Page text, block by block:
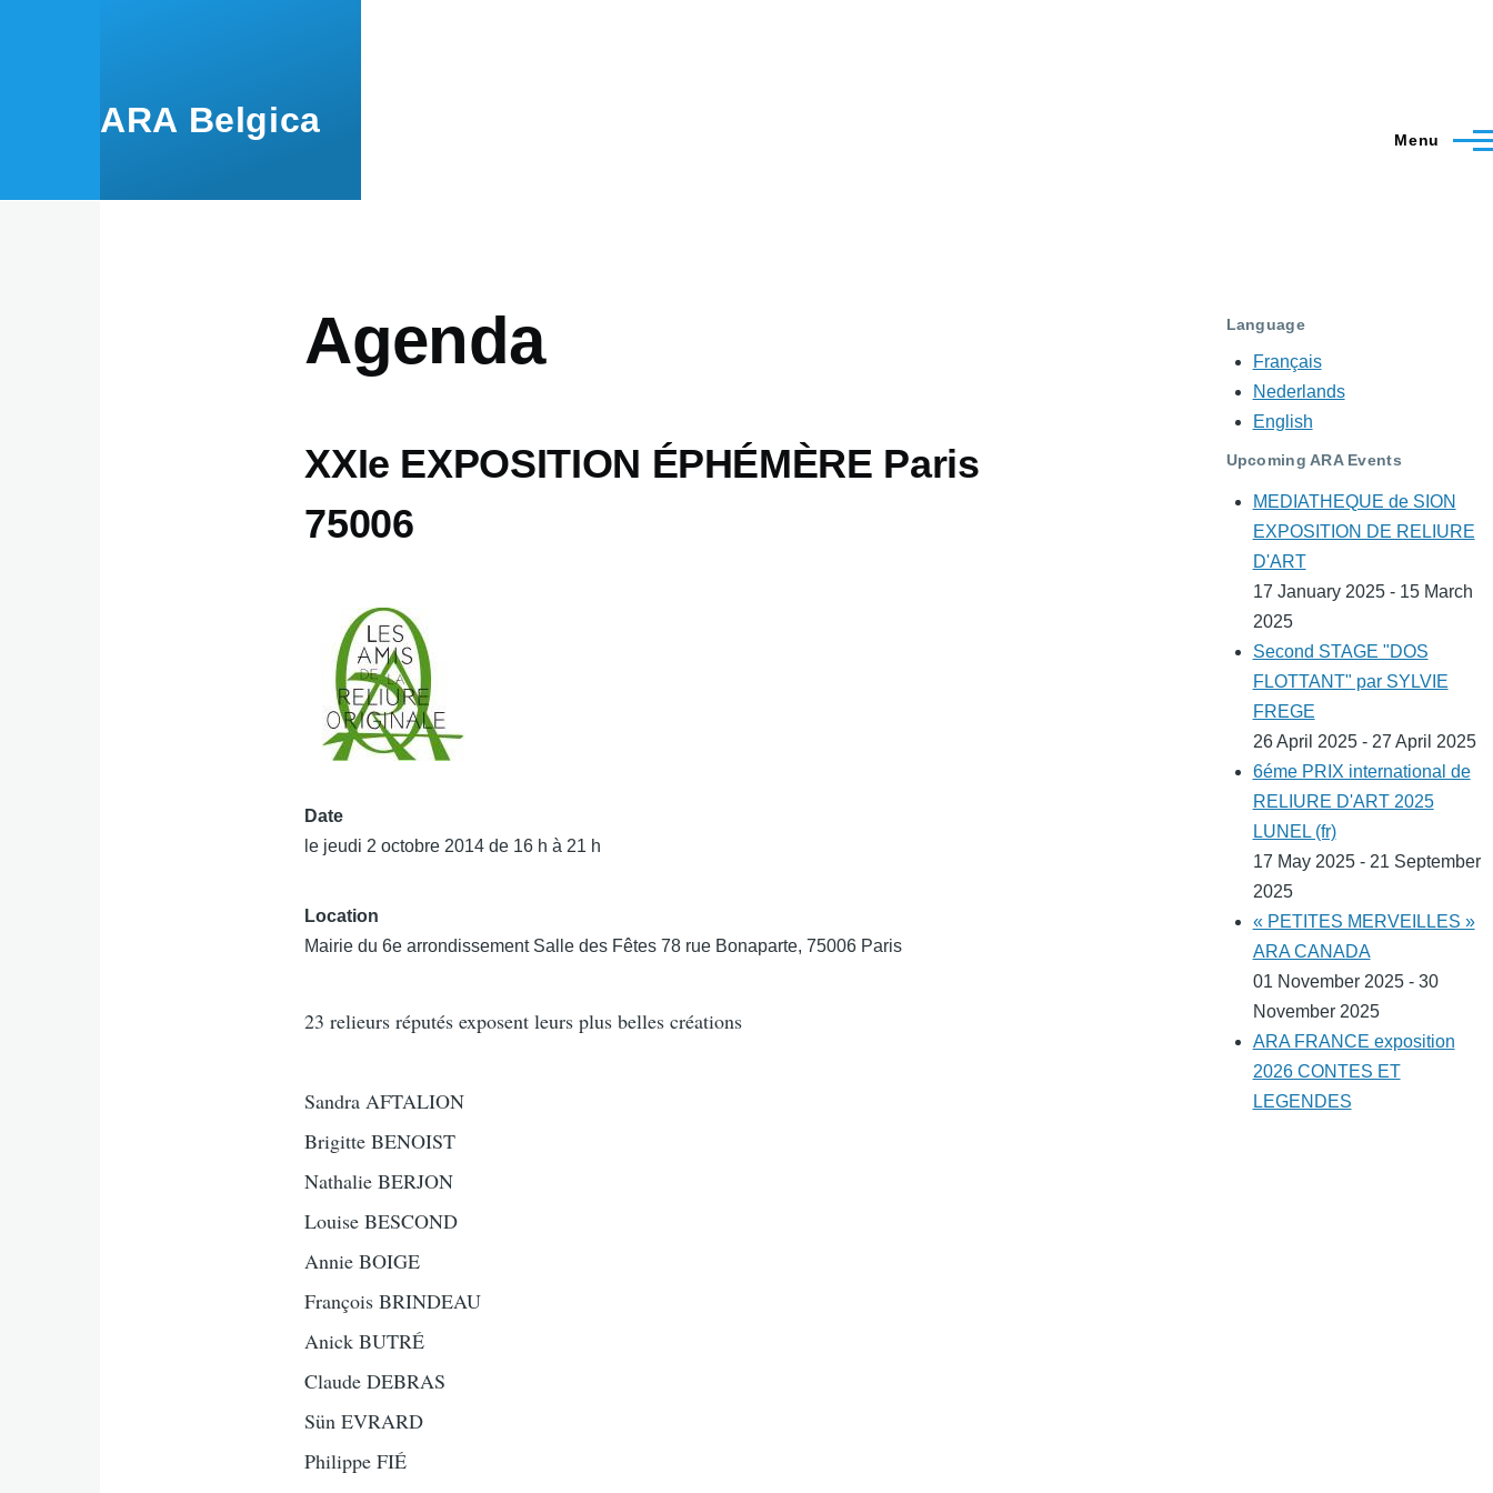
ARA Belgica Menu
Agenda
XXIe EXPOSITION ÉPHÉMÈRE Paris
75006
Date
le jeudi 2 octobre 2014 de 16 h à 21 h
Location
Mairie du 6e arrondissement Salle des Fêtes 78 rue Bonaparte, 75006 Paris
23 relieurs réputés exposent leurs plus belles créations
Sandra AFTALION
Brigitte BENOIST
Nathalie BERJON
Louise BESCOND
Annie BOIGE
François BRINDEAU
Anick BUTRÉ
Claude DEBRAS
Sün EVRARD
Philippe FIÉ
Language
Français
Nederlands
English
Upcoming ARA Events
MEDIATHEQUE de SION
EXPOSITION DE RELIURE
D'ART
17 January 2025 - 15 March
2025
Second STAGE "DOS
FLOTTANT" par SYLVIE
FREGE
26 April 2025 - 27 April 2025
6éme PRIX international de
RELIURE D'ART 2025
LUNEL (fr)
17 May 2025 - 21 September
2025
« PETITES MERVEILLES »
ARA CANADA
01 November 2025 - 30
November 2025
ARA FRANCE exposition
2026 CONTES ET
LEGENDES